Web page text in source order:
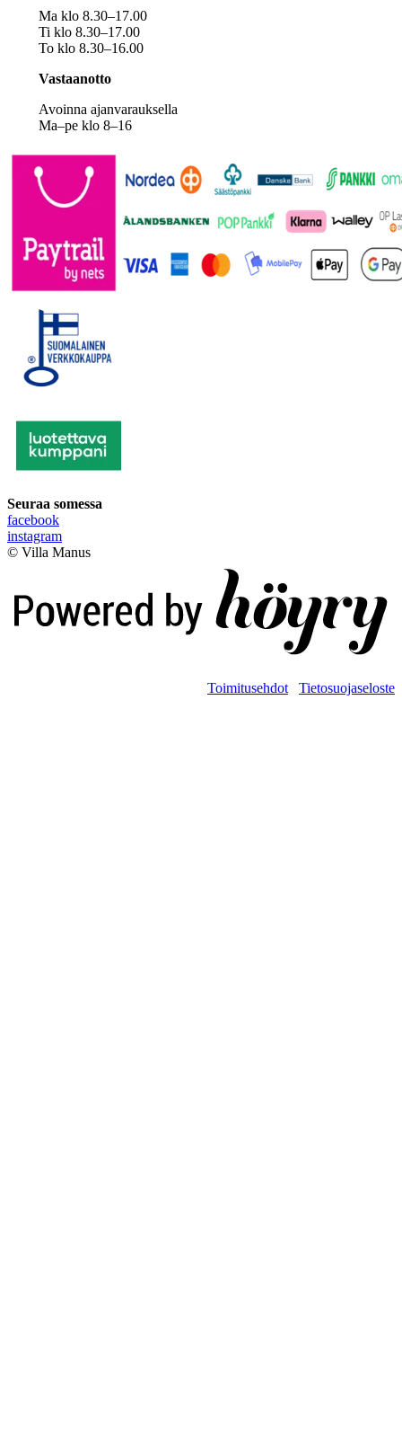
Ma klo 8.30–17.00
Ti klo 8.30–17.00
To klo 8.30–16.00
Vastaanotto
Avoinna ajanvarauksella
Ma–pe klo 8–16
Seuraa somessa
facebook
instagram
© Villa Manus
Toimitusehdot Tietosuojaseloste